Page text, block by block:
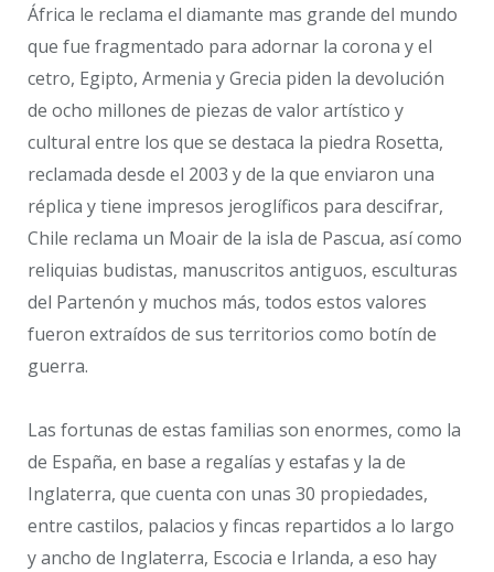
África le reclama el diamante mas grande del mundo
que fue fragmentado para adornar la corona y el
cetro, Egipto, Armenia y Grecia piden la devolución
de ocho millones de piezas de valor artístico y
cultural entre los que se destaca la piedra Rosetta,
reclamada desde el 2003 y de la que enviaron una
réplica y tiene impresos jeroglíficos para descifrar,
Chile reclama un Moair de la isla de Pascua, así como
reliquias budistas, manuscritos antiguos, esculturas
del Partenón y muchos más, todos estos valores
fueron extraídos de sus territorios como botín de
guerra.
Las fortunas de estas familias son enormes, como la
de España, en base a regalías y estafas y la de
Inglaterra, que cuenta con unas 30 propiedades,
entre castilos, palacios y fincas repartidos a lo largo
y ancho de Inglaterra, Escocia e Irlanda, a eso hay